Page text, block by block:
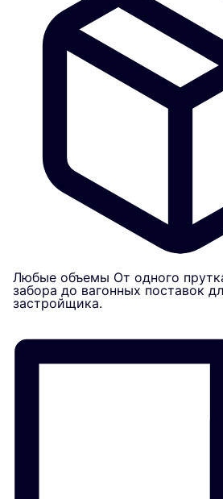
Любые объемы От одного
забора до вагонных поставок
застройщика.